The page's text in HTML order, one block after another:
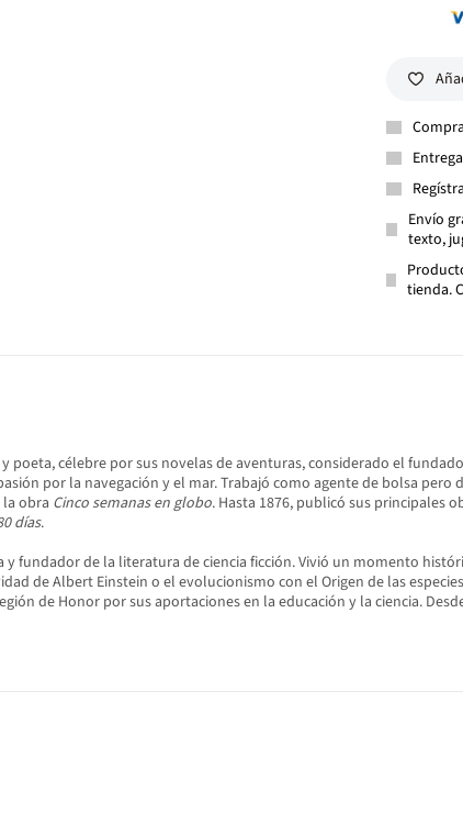
Envío
texto,
tienda.
poeta, célebre por sus novelas de aventuras, considerado el
por la navegación y el mar. Trabajó como agente de bolsa
obra Cinco semanas en globo. Hasta 1876, publicó sus principales
días.
fundador de la literatura de ciencia ficción. Vivió un momento
de Albert Einstein o el evolucionismo con el Origen de las
de Honor por sus aportaciones en la educación y la ciencia.